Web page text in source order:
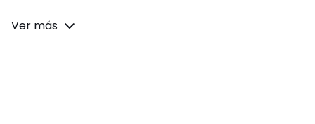
Dimensiones
• Diámetro interior del aro 2,5 cm.
Ver más